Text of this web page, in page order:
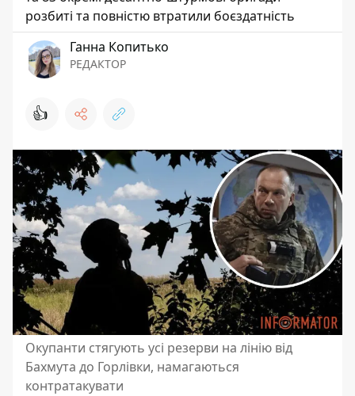
розбиті та повністю втратили боєздатність
Ганна Копитько
РЕДАКТОР
👍
Окупанти стягують усі резерви на лінію від
Бахмута до Горлівки, намагаються
контратакувати